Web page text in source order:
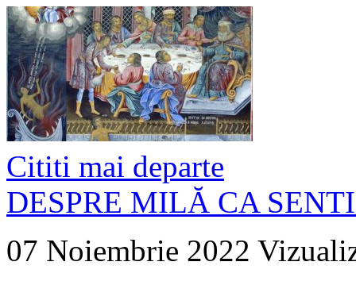
Cititi mai departe
DESPRE MILĂ CA
07 Noiembrie 2022